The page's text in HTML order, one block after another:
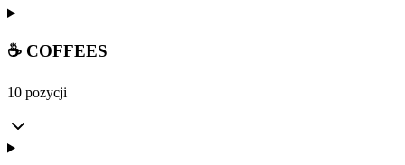
☕ COFFEES
10 pozycji